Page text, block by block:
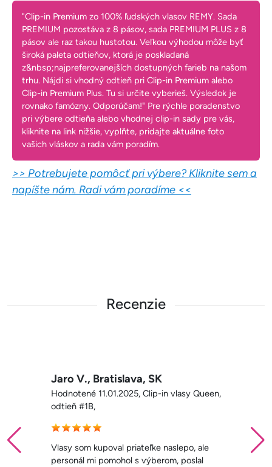
"Clip-in Premium zo 100% ľudských vlasov REMY. Sada
PREMIUM pozostáva z 8 pásov, sada PREMIUM PLUS z 8
pásov ale raz takou hustotou. Veľkou výhodou môže byť
široká paleta odtieňov, ktorá je poskladaná
z&nbsp;najpreferovanejších dostupných farieb na našom
trhu. Nájdi si vhodný odtieň pri Clip-in Premium alebo
Clip-in Premium Plus. Tu si určite vyberieš. Výsledok je
rovnako famózny. Odporúčam!" Pre rýchle poradenstvo
pri výbere odtieňa alebo vhodnej clip-in sady pre vás,
kliknite na link nižšie, vyplňte, pridajte aktuálne foto
vašich vláskov a rada vám poradím.
>> Potrebujete pomôcť pri výbere? Kliknite sem a
napíšte nám. Radi vám poradíme <<
Recenzie
Mária M., Spišská Nová Ves,
Hodnotené 11.01.2025, Clip-in vlasy Queen,
Perfektný e-shop. Veľmi milá nápomocná
predávajúca. Odpoveď príde ihneď, poradí